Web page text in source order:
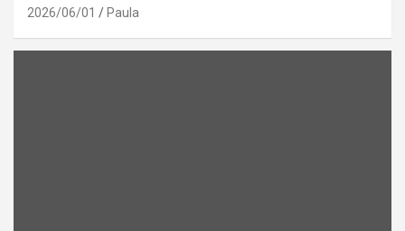
2026/06/01 Paula